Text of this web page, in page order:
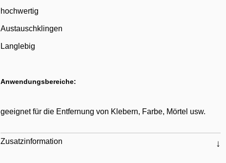
hochwertig
Austauschklingen
Langlebig
Anwendungsbereiche:
geeignet für die Entfernung von Klebern, Farbe, Mörtel usw.
Zusatzinformation